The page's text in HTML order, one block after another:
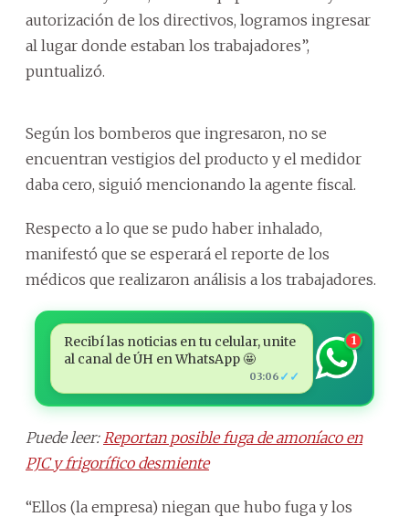
autorización de los directivos, logramos ingresar
al lugar donde estaban los trabajadores”,
puntualizó.
Según los bomberos que ingresaron, no se
encuentran vestigios del producto y el medidor
daba cero, siguió mencionando la agente fiscal.
Respecto a lo que se pudo haber inhalado,
manifestó que se esperará el reporte de los
médicos que realizaron análisis a los trabajadores.
Recibí las noticias en tu celular, unite
al canal de ÚH en WhatsApp 🤩
03:06 ✓✓
1
Puede leer: Reportan posible fuga de amoníaco en
PJC y frigorífico desmiente
“Ellos (la empresa) niegan que hubo fuga y los